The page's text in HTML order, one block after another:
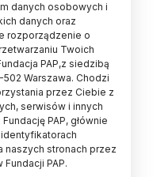
cenne
danych osobowych i
danych oraz
rozporządzenie o
Twoich
PAP,z siedzibą
Warszawa. Chodzi
przez Ciebie z
serwisów i innych
PAP, głównie
naszych stronach przez
PAP.